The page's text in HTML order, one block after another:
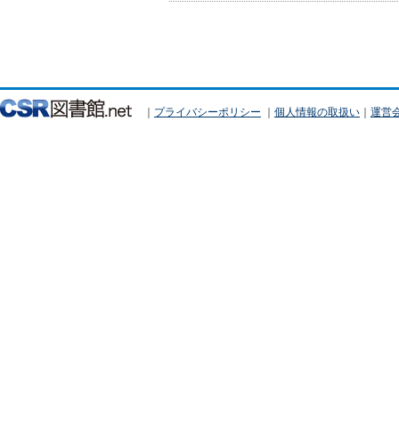
｜ プライバシーポリシー ｜ 個人情報の取扱い ｜ 運営